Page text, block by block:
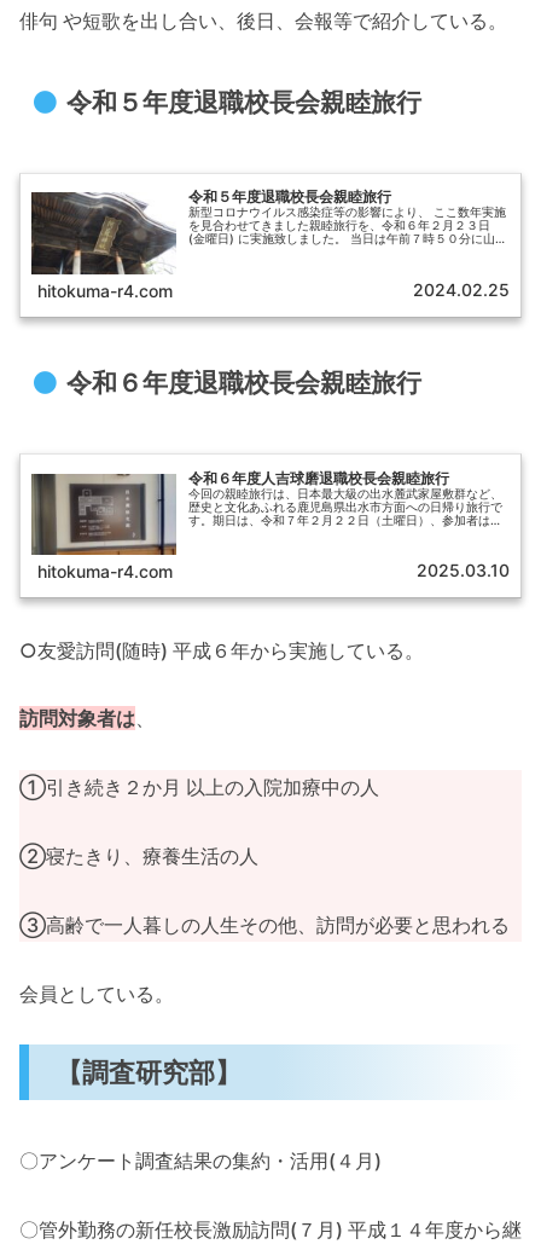
俳句 や短歌を出し合い、後日、会報等で紹介している。
令和５年度退職校長会親睦旅行
令和５年度退職校長会親睦旅行
新型コロナウイルス感染症等の影響により、 ここ数年実施
を見合わせてきました親睦旅行を、令和６年２月２３日
(金曜日) に実施致しました。 当日は午前７時５０分に山江
hitokuma-r4.com 2024.02.25
令和６年度退職校長会親睦旅行
令和６年度人吉球磨退職校長会親睦旅行
今回の親睦旅行は、日本最大級の出水麓武家屋敷群など、
歴史と文化あふれる鹿児島県出水市方面への日帰り旅行で
す。期日は、令和７年２月２２日（土曜日）、参加者は１
hitokuma-r4.com 2025.03.10
○友愛訪問(随時) 平成６年から実施している。
訪問対象者は、
①引き続き２か月 以上の入院加療中の人
②寝たきり、療養生活の人
③高齢で一人暮しの人生その他、訪問が必要と思われる
会員としている。
【調査研究部】
〇アンケート調査結果の集約・活用(４月)
〇管外勤務の新任校長激励訪問(７月) 平成１４年度から継